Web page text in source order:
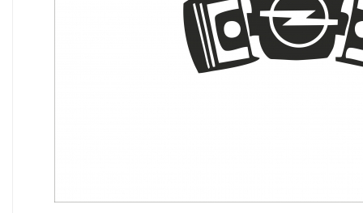
STICKERE CAMUFLAJ